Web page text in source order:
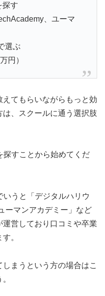
探す
、ユーマ
選ぶ
円）
てもらいながらもっと効
、スクールに通う選択肢
探すことから始めてくだ
うと「デジタルハリウ
ーマンアカデミー」など
営しており口コミや卒業
。
まうという方の場合はこ